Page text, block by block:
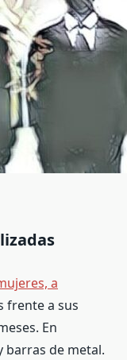
a
frente a sus
En
barras de metal.